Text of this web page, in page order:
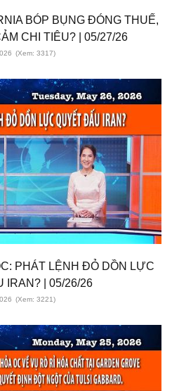
BÓP BỤNG ĐÓNG THUẾ,
CHI TIÊU? | 05/27/26
(Xem: 3317)
PHÁT LỆNH ĐỎ DỒN LỰC
IRAN? | 05/26/26
(Xem: 3221)